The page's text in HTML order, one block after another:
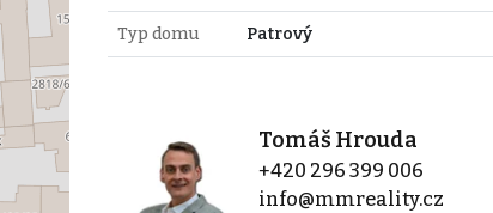
Typ domu Patrový
Tomáš Hrouda
+420 296 399 006
info@mmreality.cz